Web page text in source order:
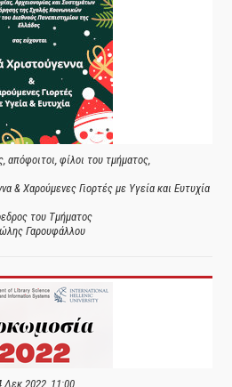
απόφοιτοι, φίλοι του τμήματος,
& Χαρούμενες Γιορτές με Υγεία και Ευτυχία
του Τμήματος
Γαρουφάλλου
Δεκ 2022, 11:00